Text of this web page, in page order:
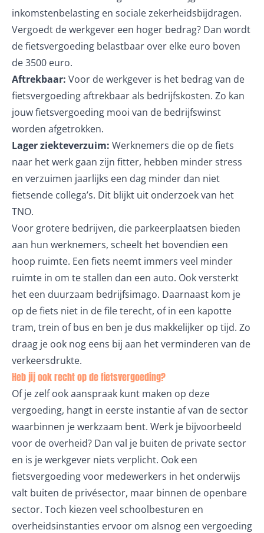
inkomstenbelasting en sociale zekerheidsbijdragen.
Vergoedt de werkgever een hoger bedrag? Dan wordt
de fietsvergoeding belastbaar over elke euro boven
de 3500 euro.
Aftrekbaar: Voor de werkgever is het bedrag van de
fietsvergoeding aftrekbaar als bedrijfskosten. Zo kan
jouw fietsvergoeding mooi van de bedrijfswinst
worden afgetrokken.
Lager ziekteverzuim: Werknemers die op de fiets
naar het werk gaan zijn fitter, hebben minder stress
en verzuimen jaarlijks een dag minder dan niet
fietsende collega’s. Dit blijkt uit onderzoek van het
TNO.
Voor grotere bedrijven, die parkeerplaatsen bieden
aan hun werknemers, scheelt het bovendien een
hoop ruimte. Een fiets neemt immers veel minder
ruimte in om te stallen dan een auto. Ook versterkt
het een duurzaam bedrijfsimago. Daarnaast kom je
op de fiets niet in de file terecht, of in een kapotte
tram, trein of bus en ben je dus makkelijker op tijd. Zo
draag je ook nog eens bij aan het verminderen van de
verkeersdrukte.
Heb jij ook recht op de fietsvergoeding?
Of je zelf ook aanspraak kunt maken op deze
vergoeding, hangt in eerste instantie af van de sector
waarbinnen je werkzaam bent. Werk je bijvoorbeeld
voor de overheid? Dan val je buiten de private sector
en is je werkgever niets verplicht. Ook een
fietsvergoeding voor medewerkers in het onderwijs
valt buiten de privésector, maar binnen de openbare
sector. Toch kiezen veel schoolbesturen en
overheidsinstanties ervoor om alsnog een vergoeding